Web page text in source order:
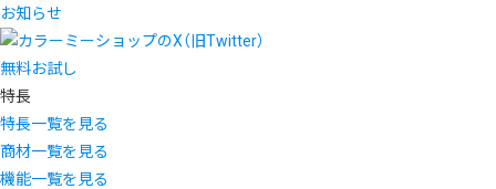
お知らせ
無料お試し
特長
特長一覧を見る
商材一覧を見る
機能一覧を見る